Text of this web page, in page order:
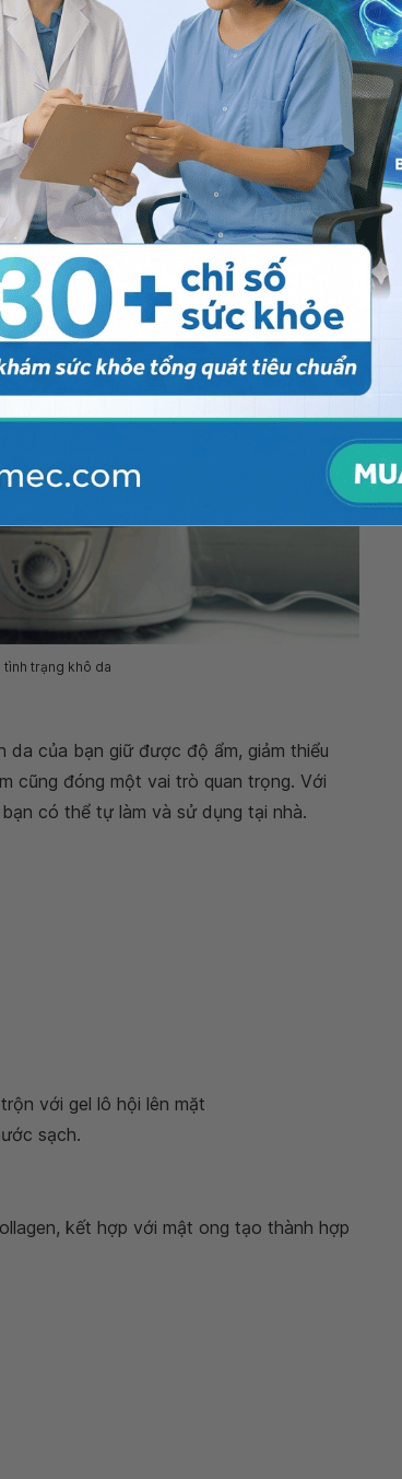
quần áo len đều có thể khiến da bị
xúc với các chất dị ứng hay các chất
khô da.
tình trạng khô da
da của bạn giữ được độ ẩm, giảm thiểu
cũng đóng một vai trò quan trọng. Với
có thể tự làm và sử dụng tại nhà.
với gel lô hội lên mặt
sạch.
kết hợp với mật ong tạo thành hợp